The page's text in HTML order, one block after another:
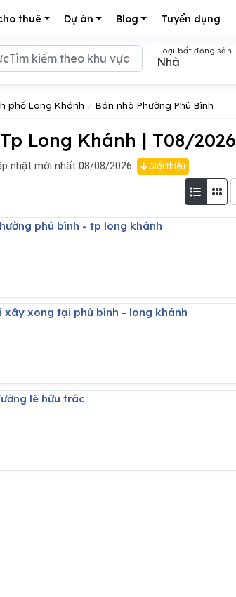
thuê Dự án Blog Tuyển dụng
phố Long Khánh Bán nhà Phường Phú Bình
Long Khánh | T08/2026
nhật mới nhất 08/08/2026. Giới thiệu
phú bình - tp long khánh
xây xong tại phú bình - long khánh
lê hữu trác
Loại bất động sản
Nhà